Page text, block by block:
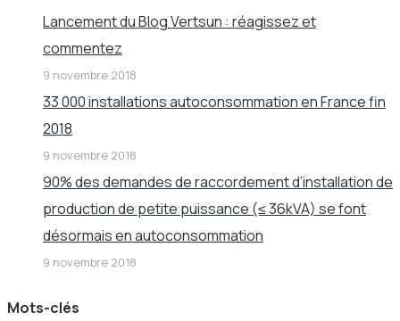
Lancement du Blog Vertsun : réagissez et
commentez
9 novembre 2018
33 000 installations autoconsommation en France fin
2018
9 novembre 2018
90% des demandes de raccordement d’installation de
production de petite puissance (≤ 36kVA) se font
désormais en autoconsommation
9 novembre 2018
Mots-clés